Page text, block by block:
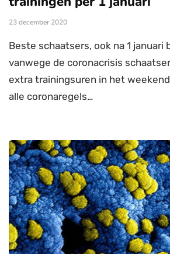
23 december 2020
Beste schaatsers, ook na 1 januari
vanwege de coronacrisis
extra trainingsuren in het
alle coronaregels…